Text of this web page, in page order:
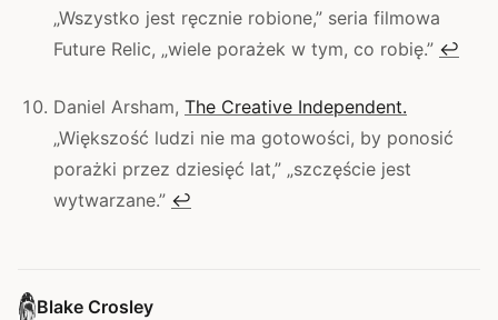
„Wszystko jest ręcznie robione,” seria filmowa
Future Relic, „wiele porażek w tym, co robię.” ↩
Daniel Arsham, The Creative Independent.
„Większość ludzi nie ma gotowości, by ponosić
porażki przez dziesięć lat,” „szczęście jest
wytwarzane.” ↩
Blake Crosley